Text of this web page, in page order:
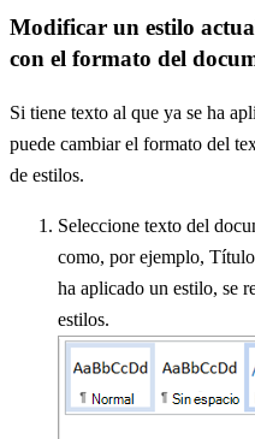
Modificar un estilo
con el formato del
Si tiene texto al que ya se ha
puede cambiar el formato del
de estilos.
Seleccione texto del
como, por ejemplo,
ha aplicado un estilo, se
estilos.